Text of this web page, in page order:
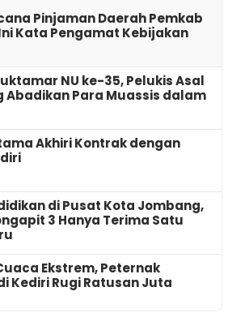
Pinjaman Daerah Pemkab
Kata Pengamat Kebijakan
NU ke-35, Pelukis Asal
Abadikan Para Muassis dalam
Akhiri Kontrak dengan
di Pusat Kota Jombang,
3 Hanya Terima Satu
Ekstrem, Peternak
Kediri Rugi Ratusan Juta